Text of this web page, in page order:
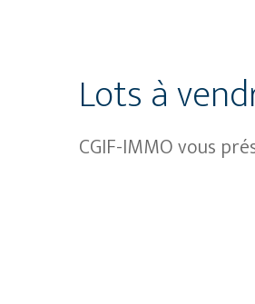
Lots à
CGIF-IMMO vous